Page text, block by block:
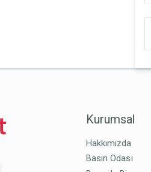
Kurumsal
Hakkımızda
Basın Odası